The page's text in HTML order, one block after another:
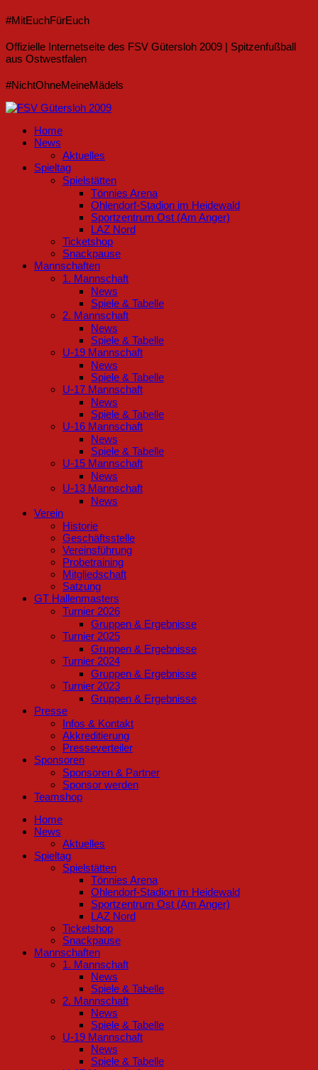
#MitEuchFürEuch
Offizielle Internetseite des FSV Gütersloh 2009 | Spitzenfußball
aus Ostwestfalen
#NichtOhneMeineMädels
Home
News
Aktuelles
Spieltag
Spielstätten
Tönnies Arena
Ohlendorf-Stadion im Heidewald
Sportzentrum Ost (Am Anger)
LAZ Nord
Ticketshop
Snackpause
Mannschaften
1. Mannschaft
News
Spiele & Tabelle
2. Mannschaft
News
Spiele & Tabelle
U-19 Mannschaft
News
Spiele & Tabelle
U-17 Mannschaft
News
Spiele & Tabelle
U-16 Mannschaft
News
Spiele & Tabelle
U-15 Mannschaft
News
U-13 Mannschaft
News
Verein
Historie
Geschäftsstelle
Vereinsführung
Probetraining
Mitgliedschaft
Satzung
GT Hallenmasters
Turnier 2026
Gruppen & Ergebnisse
Turnier 2025
Gruppen & Ergebnisse
Turnier 2024
Gruppen & Ergebnisse
Turnier 2023
Gruppen & Ergebnisse
Presse
Infos & Kontakt
Akkreditierung
Presseverteiler
Sponsoren
Sponsoren & Partner
Sponsor werden
Teamshop
Home
News
Aktuelles
Spieltag
Spielstätten
Tönnies Arena
Ohlendorf-Stadion im Heidewald
Sportzentrum Ost (Am Anger)
LAZ Nord
Ticketshop
Snackpause
Mannschaften
1. Mannschaft
News
Spiele & Tabelle
2. Mannschaft
News
Spiele & Tabelle
U-19 Mannschaft
News
Spiele & Tabelle